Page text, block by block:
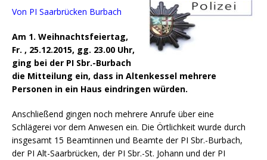
Von PI Saarbrücken Burbach
Am 1. Weihnachtsfeiertag,
Fr. , 25.12.2015, gg. 23.00 Uhr,
ging bei der PI Sbr.-Burbach
die Mitteilung ein, dass in Altenkessel mehrere
Personen in ein Haus eindringen würden.
Anschließend gingen noch mehrere Anrufe über eine
Schlägerei vor dem Anwesen ein. Die Örtlichkeit wurde durch
insgesamt 15 Beamtinnen und Beamte der PI Sbr.-Burbach,
der PI Alt-Saarbrücken, der PI Sbr.-St. Johann und der PI